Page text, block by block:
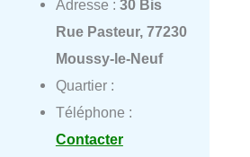
Adresse : 30 Bis
Rue Pasteur, 77230
Moussy-le-Neuf
Quartier :
Téléphone :
Contacter